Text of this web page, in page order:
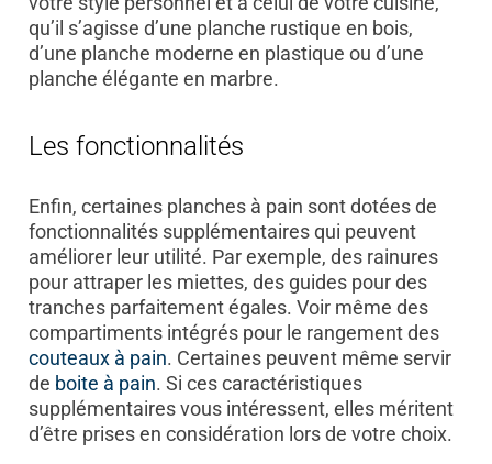
qu’il s’agisse d’une planche rustique en bois,
d’une planche moderne en plastique ou d’une
planche élégante en marbre.
Les fonctionnalités
Enfin, certaines planches à pain sont dotées de
fonctionnalités supplémentaires qui peuvent
améliorer leur utilité. Par exemple, des rainures
pour attraper les miettes, des guides pour des
tranches parfaitement égales. Voir même des
compartiments intégrés pour le rangement des
couteaux à pain. Certaines peuvent même servir
de boite à pain. Si ces caractéristiques
supplémentaires vous intéressent, elles méritent
d’être prises en considération lors de votre choix.